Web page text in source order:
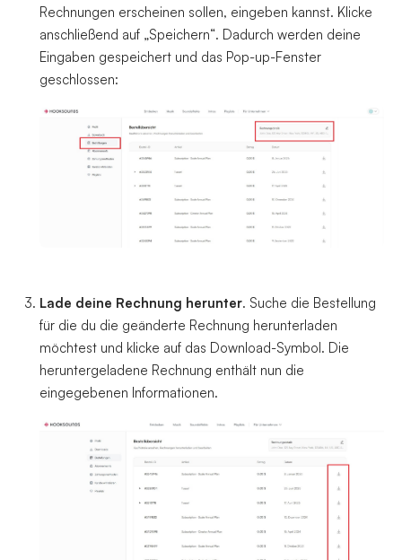
Rechnungen erscheinen sollen, eingeben kannst. Klicke
anschließend auf „Speichern“. Dadurch werden deine
Eingaben gespeichert und das Pop-up-Fenster
Lade deine Rechnung herunter. Suche die Bestellung
für die du die geänderte Rechnung herunterladen
möchtest und klicke auf das Download-Symbol. Die
heruntergeladene Rechnung enthält nun die
eingegebenen Informationen.